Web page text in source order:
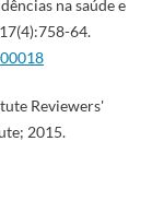
na saúde e
64.
Reviewers'
2015.